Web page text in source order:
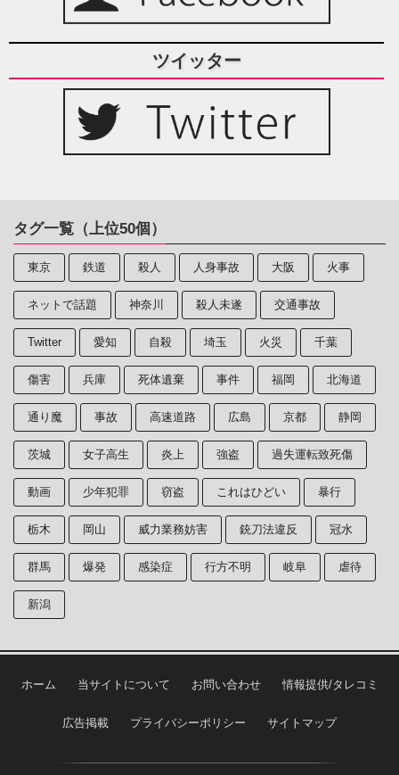
ツイッター
タグ一覧（上位50個）
東京 鉄道 殺人 人身事故 大阪 火事
ネットで話題 神奈川 殺人未遂 交通事故
Twitter 愛知 自殺 埼玉 火災 千葉
傷害 兵庫 死体遺棄 事件 福岡 北海道
通り魔 事故 高速道路 広島 京都 静岡
茨城 女子高生 炎上 強盗 過失運転致死傷
動画 少年犯罪 窃盗 これはひどい 暴行
栃木 岡山 威力業務妨害 銃刀法違反 冠水
群馬 爆発 感染症 行方不明 岐阜 虐待
新潟
ホーム 当サイトについて お問い合わせ 情報提供/タレコミ
広告掲載 プライバシーポリシー サイトマップ